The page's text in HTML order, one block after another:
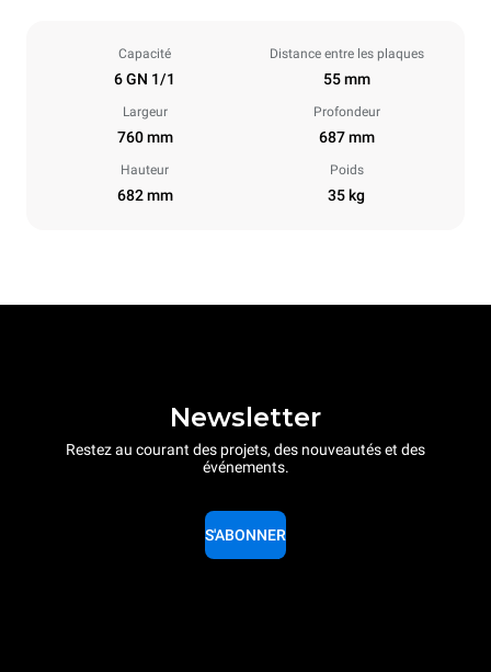
Capacité
6 GN 1/1
Distance entre les plaques
55 mm
Largeur
760 mm
Profondeur
687 mm
Hauteur
682 mm
Poids
35 kg
Newsletter
Restez au courant des projets, des nouveautés et des
événements.
S'ABONNER